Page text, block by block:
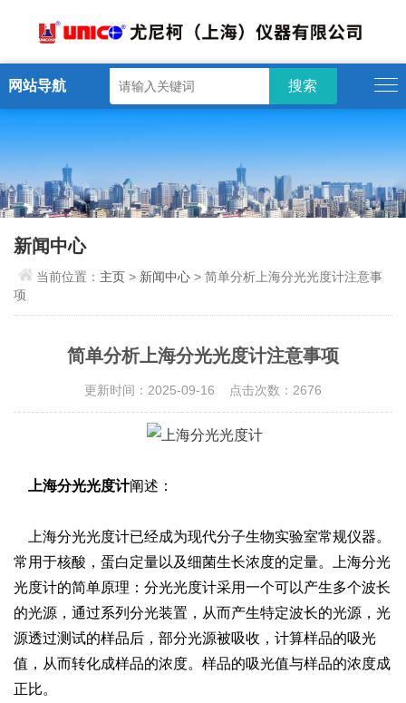
网站导航
新闻中心
当前位置： 主页 > 新闻中心 > 简单分析上海分光光度计注意事
项
简单分析上海分光光度计注意事项
更新时间：2025-09-16 点击次数：2676
上海分光光度计阐述：
上海分光光度计已经成为现代分子生物实验室常规仪器。
常用于核酸，蛋白定量以及细菌生长浓度的定量。上海分光
光度计的简单原理：分光光度计采用一个可以产生多个波长
的光源，通过系列分光装置，从而产生特定波长的光源，光
源透过测试的样品后，部分光源被吸收，计算样品的吸光
值，从而转化成样品的浓度。样品的吸光值与样品的浓度成
正比。